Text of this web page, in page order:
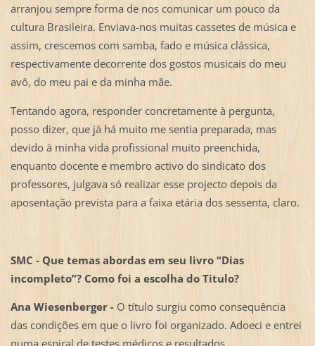
arranjou sempre forma de nos comunicar um pouco da
cultura Brasileira. Enviava-nos muitas cassetes de música e
assim, crescemos com samba, fado e música clássica,
respectivamente decorrente dos gostos musicais do meu
avô, do meu pai e da minha mãe.
Tentando agora, responder concretamente à pergunta,
posso dizer, que já há muito me sentia preparada, mas
devido à minha vida profissional muito preenchida,
enquanto docente e membro activo do sindicato dos
professores, julgava só realizar esse projecto depois da
aposentação prevista para a faixa etária dos sessenta, claro.
SMC - Que temas abordas em seu livro “Dias
incompleto”? Como foi a escolha do Titulo?
Ana Wiesenberger -O título surgiu como consequência
das condições em que o livro foi organizado. Adoeci e entrei